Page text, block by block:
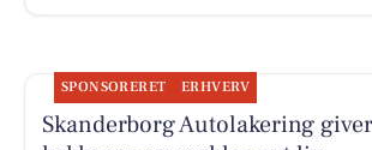
SPONSORERET ERHVERV
Skanderborg Autolakering